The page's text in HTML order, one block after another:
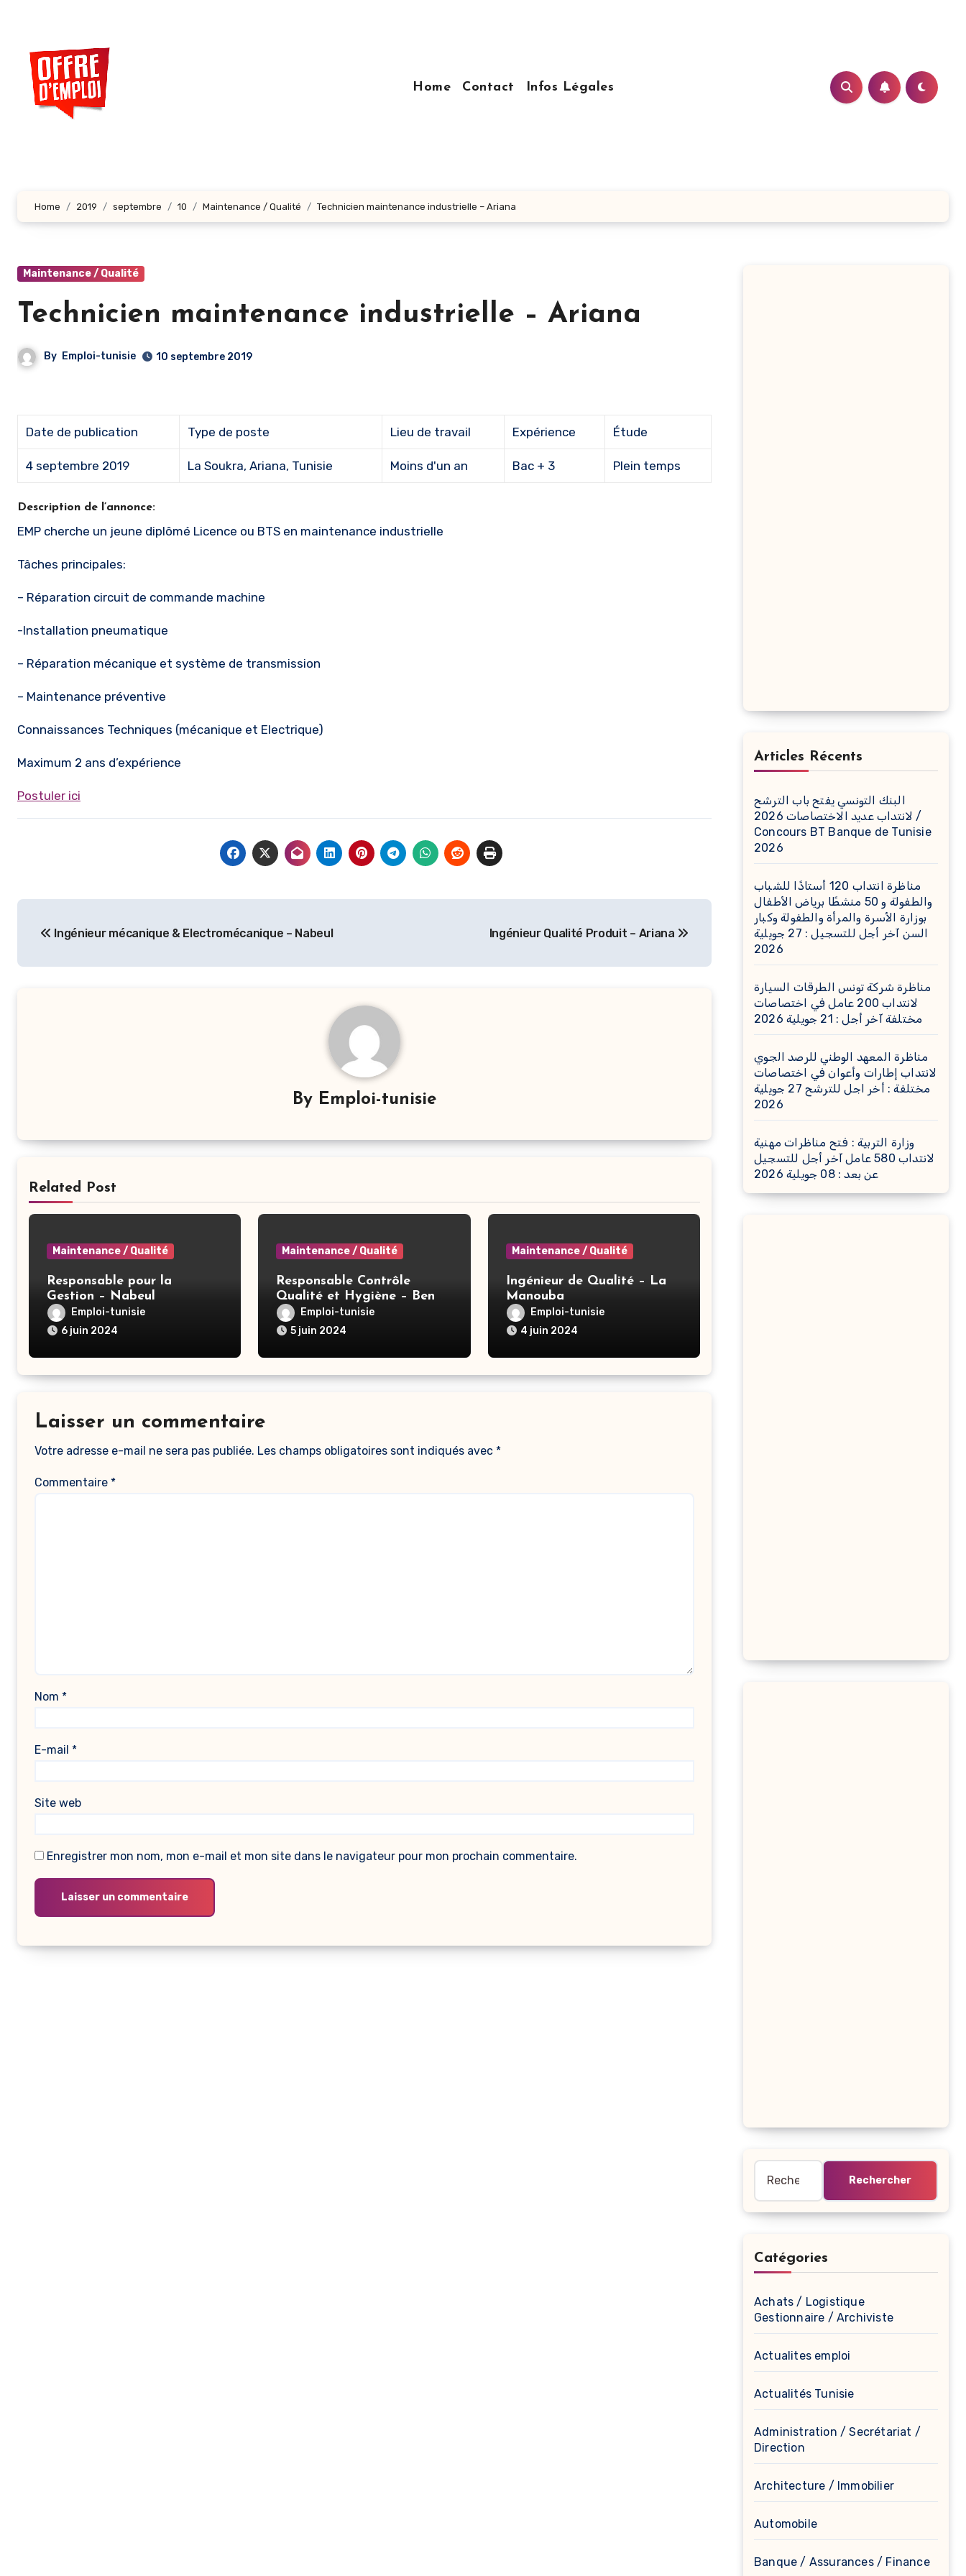
contenu
principal
Home
Contact Infos Légales
Home 2019 septembre 10 Maintenance / Qualité Technicien maintenance industrielle – Ariana
Maintenance / Qualité
Technicien maintenance industrielle – Ariana
By Emploi-tunisie 10 septembre 2019
Date de publication Type de poste Lieu de travail Expérience Étude
4 septembre 2019 La Soukra, Ariana, Tunisie Moins d'un an Bac + 3 Plein temps
Description de l’annonce:
EMP cherche un jeune diplômé Licence ou BTS en maintenance industrielle
Tâches principales:
– Réparation circuit de commande machine
-Installation pneumatique
– Réparation mécanique et système de transmission
– Maintenance préventive
Connaissances Techniques (mécanique et Electrique)
Maximum 2 ans d’expérience
Postuler ici
de
l’article
Ingénieur mécanique & Electromécanique – Nabeul Ingénieur Qualité Produit – Ariana
By Emploi-tunisie
Related Post
Maintenance / Qualité
Responsable pour la
Gestion – Nabeul
Emploi-tunisie
6 juin 2024
Maintenance / Qualité
Responsable Contrôle
Qualité et Hygiène – Ben
ArousEmploi-tunisie
5 juin 2024
Maintenance / Qualité
Ingénieur de Qualité – La
Manouba
Emploi-tunisie
4 juin 2024
Laisser un commentaire
Votre adresse e-mail ne sera pas publiée. Les champs obligatoires sont indiqués avec *
Commentaire *
Nom *
E-mail *
Site web
Enregistrer mon nom, mon e-mail et mon site dans le navigateur pour mon prochain commentaire.
Articles Récents
البنك التونسي يفتح باب الترشح
لانتداب عديد الاختصاصات 2026 /
Concours BT Banque de Tunisie
2026
مناظرة انتداب 120 أستاذًا للشباب
والطفولة و 50 منشطًا برياض الأطفال
بوزارة الأسرة والمرأة والطفولة وكبار
السن آخر أجل للتسجيل : 27 جويلية
2026
مناظرة شركة تونس الطرقات السيارة
لانتداب 200 عامل في اختصاصات
مختلفة آخر أجل : 21 جويلية 2026
مناظرة المعهد الوطني للرصد الجوي
لانتداب إطارات وأعوان في اختصاصات
مختلفة : أخر اجل للترشح 27 جويلية
2026
وزارة التربية : فتح مناظرات مهنية
لانتداب 580 عامل آخر أجل للتسجيل
عن بعد : 08 جويلية 2026
Catégories
Achats / Logistique
Gestionnaire / Archiviste
Actualites emploi
Actualités Tunisie
Administration / Secrétariat /
Direction
Architecture / Immobilier
Automobile
Banque / Assurances / Finance